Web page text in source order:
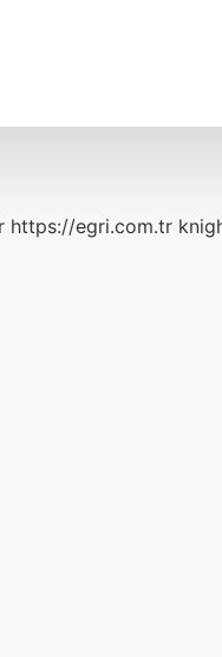
https://egri.com.tr